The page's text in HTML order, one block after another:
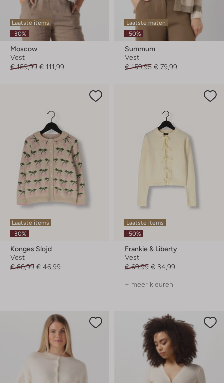
Laatste items
-30%
Moscow
Vest
€ 159,99 € 111,99
Laatste maten
-50%
Summum
Vest
€ 159,95 € 79,99
Laatste items
-30%
Konges Slojd
Vest
€ 66,99 € 46,99
Laatste items
-50%
Frankie & Liberty
Vest
€ 69,99 € 34,99
+ meer kleuren